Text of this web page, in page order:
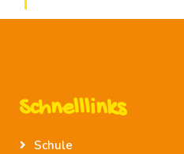
Schnelllinks
Schule